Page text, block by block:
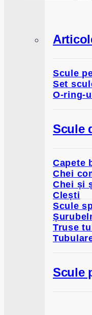
Scule
Set
O-ring-
Scule
Capete
Chei
Chei și
Clești
Scule
Truse
Scule